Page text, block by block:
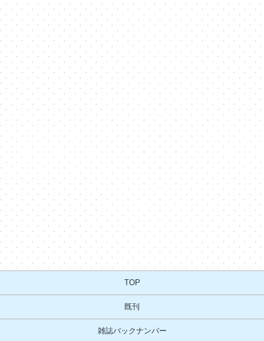
TOP
既刊
雑誌バックナンバー